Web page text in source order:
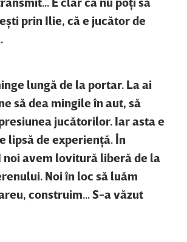
prin Ilie, că e jucător de
lungă de la portar. La ai
să dea mingile în aut, să
jucătorilor. Iar asta e
lipsă de experienţă. În
noi avem lovitură liberă de la
Noi în loc să luăm
construim... S-a văzut